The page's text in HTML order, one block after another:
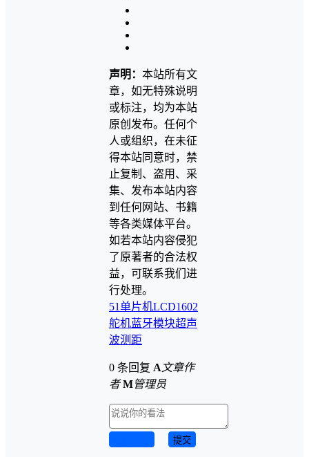
声明： 本站所有文
章，如无特殊说明
或标注，均为本站
原创发布。任何个
人或组织，在未征
得本站同意时，禁
止复制、盗用、采
集、发布本站内容
到任何网站、书籍
等各类媒体平台。
如若本站内容侵犯
了原著者的合法权
益，可联系我们进
行处理。
51单片机LCD1602
舵机蓝牙模块超声
波测距
0 条回复 A 文章作
者 M管理员
提交